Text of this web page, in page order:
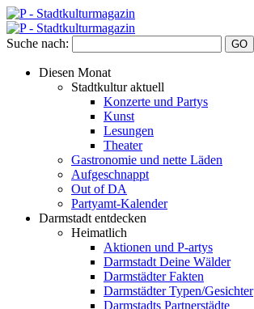
Suche nach:
Diesen Monat
Stadtkultur aktuell
Konzerte und Partys
Kunst
Lesungen
Theater
Gastronomie und nette Läden
Aufgeschnappt
Out of DA
Partyamt-Kalender
Darmstadt entdecken
Heimatlich
Aktionen und P-artys
Darmstadt Deine Wälder
Darmstädter Fakten
Darmstädter Typen/Gesichter
Darmstadts Partnerstädte